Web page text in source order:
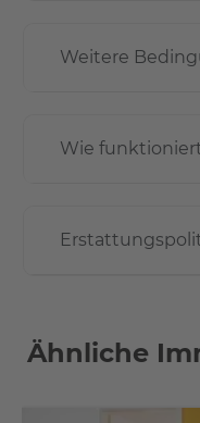
Weitere
Wie
Ähnliche